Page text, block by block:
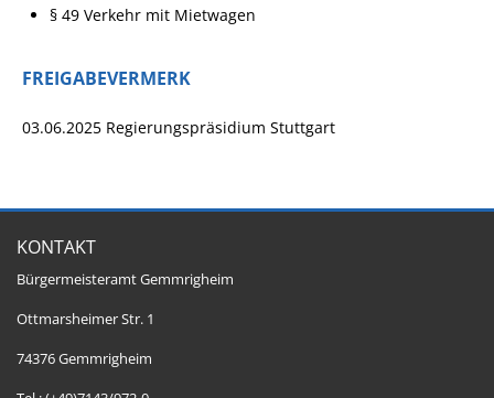
§ 49 Verkehr mit Mietwagen
FREIGABEVERMERK
03.06.2025 Regierungspräsidium Stuttgart
KONTAKT
Bürgermeisteramt Gemmrigheim
Ottmarsheimer Str. 1
74376 Gemmrigheim